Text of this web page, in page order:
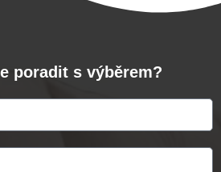
poradit s výběrem?